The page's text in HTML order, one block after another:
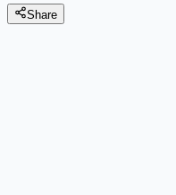
Share